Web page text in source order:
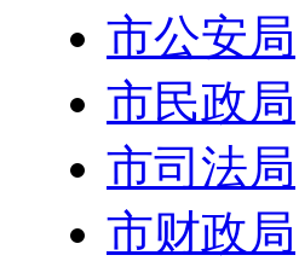
市公安局
市民政局
市司法局
市财政局